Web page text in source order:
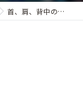
首、肩、背中の緊張に！